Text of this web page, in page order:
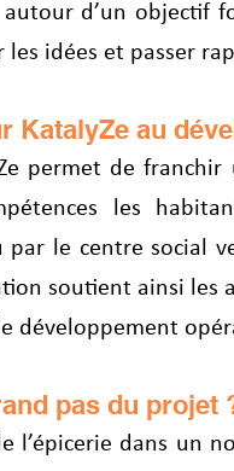
autour d’un objectif
idées et passer
KatalyZe au
permet de
les
le centre social
soutient ainsi
développement
pas du projet
l’épicerie dans un